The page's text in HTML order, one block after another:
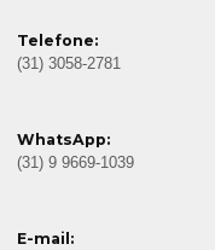
Telefone:
(31) 3058-2781
WhatsApp:
(31) 9 9669-1039
E-mail: